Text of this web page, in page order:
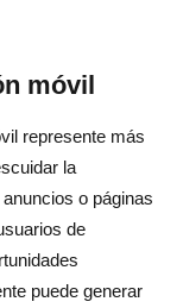
móvil
represente más
la
o páginas
de
puede generar